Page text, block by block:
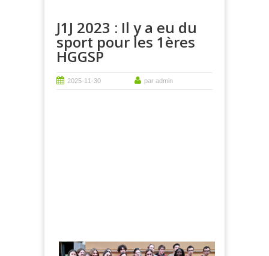
J1J 2023 : Il y a eu du
sport pour les 1ères
HGGSP
2025-11-30 par admin